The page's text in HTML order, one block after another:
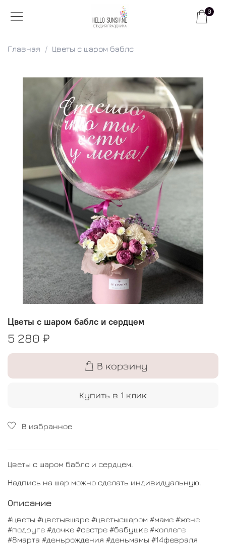
0
Главная Цветы с шаром баблс
Цветы с шаром баблс и сердцем
5 280 ₽
В корзину
Купить в 1 клик
В избранное
Цветы с шаром баблс и сердцем.
Надпись на шар можно сделать индивидуальную.
Описание
#цветы #цветывшаре #цветысшаром #маме #жене
#подруге #дочке #сестре #бабушке #коллеге
#8марта #деньрождения #деньмамы #14февраля